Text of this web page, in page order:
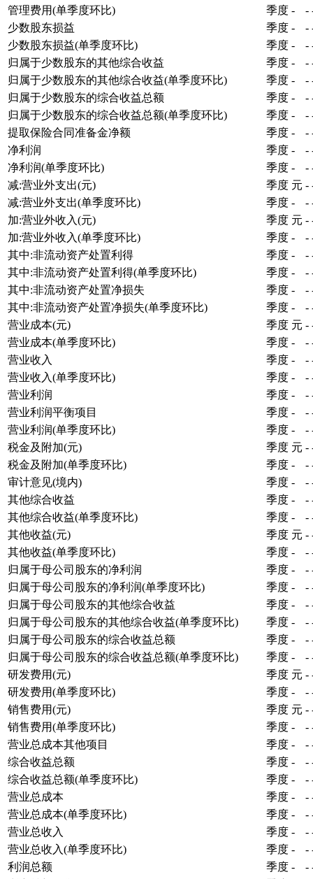
管理费用(单季度环比)
季度 - -
少数股东损益
季度 - -
少数股东损益(单季度环比)
季度 - -
归属于少数股东的其他综合收益
季度 - -
归属于少数股东的其他综合收益(单季度环比)
季度 - -
归属于少数股东的综合收益总额
季度 - -
归属于少数股东的综合收益总额(单季度环比)
季度 - -
提取保险合同准备金净额
季度 - -
净利润
季度 - -
净利润(单季度环比)
季度 - -
减:营业外支出(元)
季度 元 -
减:营业外支出(单季度环比)
季度 - -
加:营业外收入(元)
季度 元 -
加:营业外收入(单季度环比)
季度 - -
其中:非流动资产处置利得
季度 - -
其中:非流动资产处置利得(单季度环比)
季度 - -
其中:非流动资产处置净损失
季度 - -
其中:非流动资产处置净损失(单季度环比)
季度 - -
营业成本(元)
季度 元 -
营业成本(单季度环比)
季度 - -
营业收入
季度 - -
营业收入(单季度环比)
季度 - -
营业利润
季度 - -
营业利润平衡项目
季度 - -
营业利润(单季度环比)
季度 - -
税金及附加(元)
季度 元 -
税金及附加(单季度环比)
季度 - -
审计意见(境内)
季度 - -
其他综合收益
季度 - -
其他综合收益(单季度环比)
季度 - -
其他收益(元)
季度 元 -
其他收益(单季度环比)
季度 - -
归属于母公司股东的净利润
季度 - -
归属于母公司股东的净利润(单季度环比)
季度 - -
归属于母公司股东的其他综合收益
季度 - -
归属于母公司股东的其他综合收益(单季度环比)
季度 - -
归属于母公司股东的综合收益总额
季度 - -
归属于母公司股东的综合收益总额(单季度环比)
季度 - -
研发费用(元)
季度 元 -
研发费用(单季度环比)
季度 - -
销售费用(元)
季度 元 -
销售费用(单季度环比)
季度 - -
营业总成本其他项目
季度 - -
综合收益总额
季度 - -
综合收益总额(单季度环比)
季度 - -
营业总成本
季度 - -
营业总成本(单季度环比)
季度 - -
营业总收入
季度 - -
营业总收入(单季度环比)
季度 - -
利润总额
季度 - -